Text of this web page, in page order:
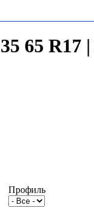
65 R17
Профиль